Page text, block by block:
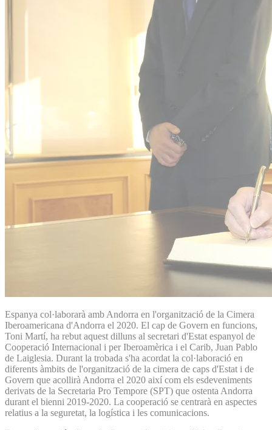
Espanya col·laborarà amb Andorra en l'organització de la Cimera
Iberoamericana d'Andorra el 2020. El cap de Govern en funcions,
Toni Martí, ha rebut aquest dilluns al secretari d'Estat espanyol de
Cooperació Internacional i per Iberoamèrica i el Carib, Juan Pablo
de Laiglesia. Durant la trobada s'ha acordat la col·laboració en
diferents àmbits de l'organització de la cimera de caps d'Estat i de
Govern que acollirà Andorra el 2020 així com els esdeveniments
derivats de la Secretaria Pro Tempore (SPT) que ostenta Andorra
durant el bienni 2019-2020. La cooperació se centrarà en aspectes
relatius a la seguretat, la logística i les comunicacions.